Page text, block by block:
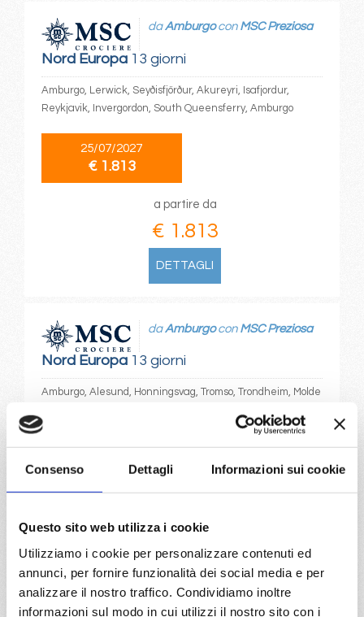
Consenso Dettagli Informazioni sui cookie
Questo sito web utilizza i cookie
Utilizziamo i cookie per personalizzare contenuti ed
annunci, per fornire funzionalità dei social media e per
analizzare il nostro traffico. Condividiamo inoltre
informazioni sul modo in cui utilizzi il nostro sito con i
Nord Europa13 giorni
daAmburgocon MSC Preziosa
Amburgo, Lerwick, Seyðisfjörður, Akureyri, Isafjordur,
Reykjavik, Invergordon, South Queensferry, Amburgo
25/07/2027
€ 1.813
a partire da
€ 1.813
DETTAGLI
Nord Europa13 giorni
daAmburgocon MSC Preziosa
Amburgo, Alesund, Honningsvag, Tromso, Trondheim, Molde
13/07/2027
€ 1.823
€ 1.823
DETTAGLI